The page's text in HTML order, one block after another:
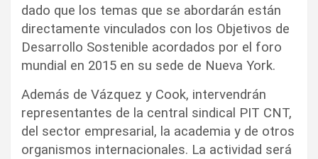
dado que los temas que se abordarán están
directamente vinculados con los Objetivos de
Desarrollo Sostenible acordados por el foro
mundial en 2015 en su sede de Nueva York.
Además de Vázquez y Cook, intervendrán
representantes de la central sindical PIT CNT,
del sector empresarial, la academia y de otros
organismos internacionales. La actividad será